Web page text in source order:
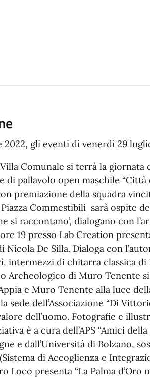
2022, gli eventi di venerdì 29
Comunale si terrà la giornata
di pallavolo open maschile “Città
premiazione della squadra
Commestibili sarà ospite
si raccontano’, dialogano con
19 presso Lab Creation
Nicola De Silla. Dialoga con
intermezzi di chitarra classica di
Archeologico di Muro Tenente
e Muro Tenente alla luce
sede dell’Associazione “Di
dell’uomo. Fotografie e
è a cura dell’APS “Amici
e dall’Università di Bolzano,
di Accoglienza e
Loco presenta “La Palma d’Oro